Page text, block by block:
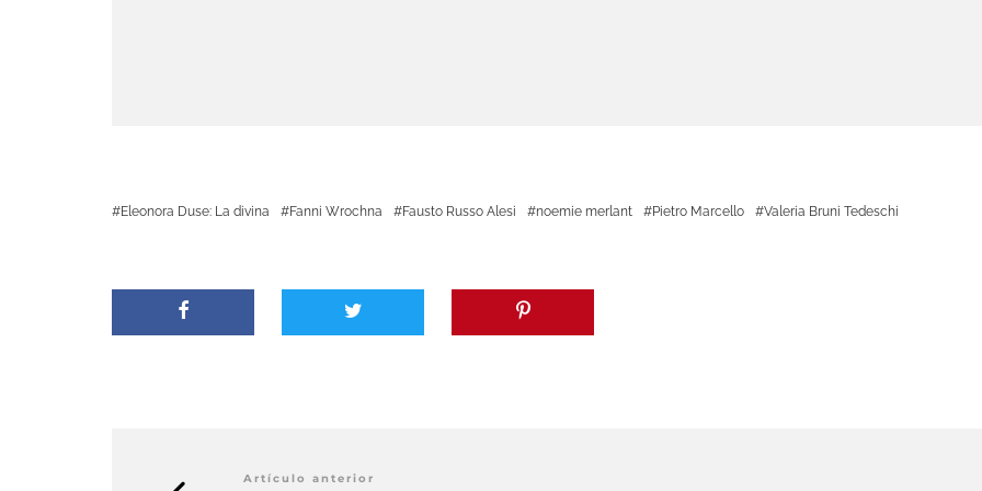
Eleonora Duse: La divina Fanni Wrochna Fausto Russo Alesi noemie merlant Pietro Marcello Valeria Bruni Tedeschi
Artículo anterior